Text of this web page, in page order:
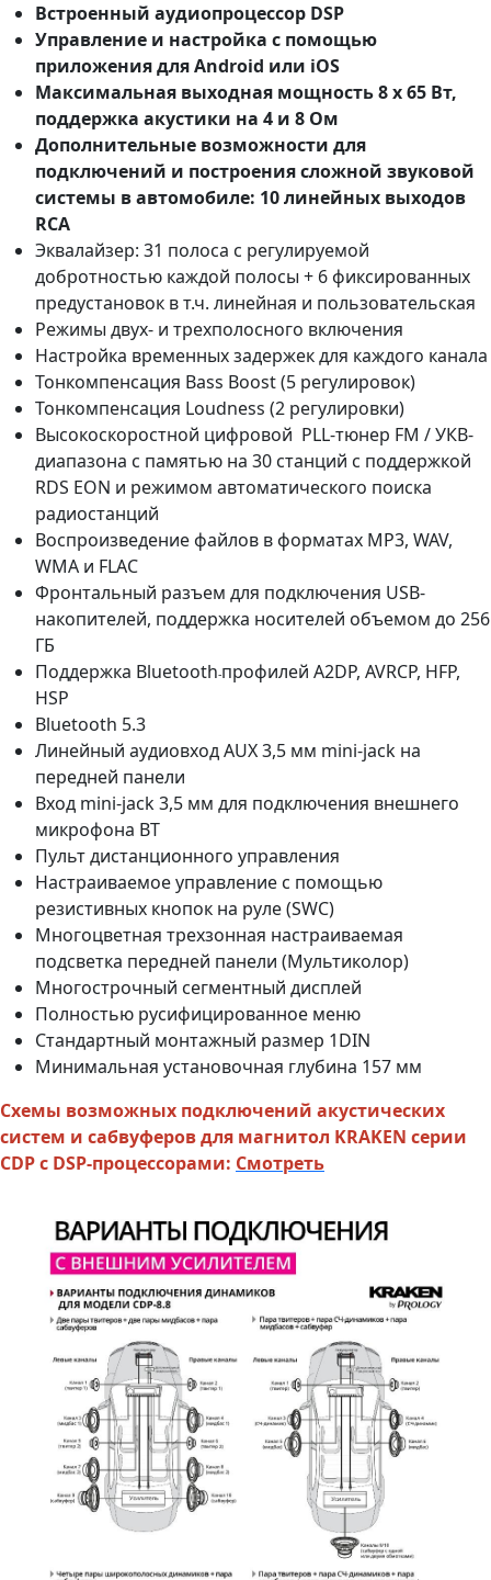
Встроенный аудиопроцессор DSP
Управление и настройка с помощью
приложения для Android или iOS
Максимальная выходная мощность 8 х 65 Вт,
поддержка акустики на 4 и 8 Ом
Дополнительные возможности для
подключений и построения сложной звуковой
системы в автомобиле: 10 линейных выходов
RCA
Эквалайзер: 31 полоса с регулируемой
добротностью каждой полосы + 6 фиксированных
предустановок в т.ч. линейная и пользовательская
Режимы двух- и трехполосного включения
Настройка временных задержек для каждого канала
Тонкомпенсация Bass Boost (5 регулировок)
Тонкомпенсация Loudness (2 регулировки)
Высокоскоростной цифровой PLL-тюнер FM / УКВ-
диапазона с памятью на 30 станций c поддержкой
RDS EON и режимом автоматического поиска
радиостанций
Воспроизведение файлов в форматах MP3, WAV,
WMA и FLAC
Фронтальный разъем для подключения USB-
накопителей, поддержка носителей объемом до 256
ГБ
Поддержка Bluetooth-профилей A2DP, AVRCP, HFP,
HSP
Bluetooth 5.3
Линейный аудиовход AUX 3,5 мм mini-jack на
передней панели
Вход mini-jack 3,5 мм для подключения внешнего
микрофона BT
Пульт дистанционного управления
Настраиваемое управление с помощью
резистивных кнопок на руле (SWC)
Многоцветная трехзонная настраиваемая
подсветка передней панели (Мультиколор)
Многострочный сегментный дисплей
Полностью русифицированное меню
Стандартный монтажный размер 1DIN
Минимальная установочная глубина 157 мм
Схемы возможных подключений акустических
систем и сабвуферов для магнитол KRAKEN серии
CDP с DSP-процессорами: Смотреть